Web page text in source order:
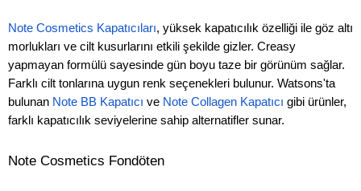
Note Cosmetics Kapatıcıları, yüksek kapatıcılık özelliği ile göz altı
morlukları ve cilt kusurlarını etkili şekilde gizler. Creasy
yapmayan formülü sayesinde gün boyu taze bir görünüm sağlar.
Farklı cilt tonlarına uygun renk seçenekleri bulunur. Watsons'ta
bulunan Note BB Kapatıcı ve Note Collagen Kapatıcı gibi ürünler,
farklı kapatıcılık seviyelerine sahip alternatifler sunar.
Note Cosmetics Fondöten